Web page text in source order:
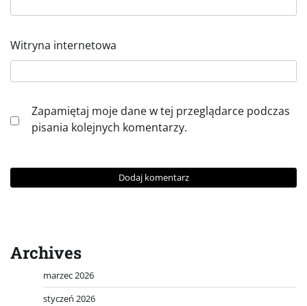
Witryna internetowa
Zapamiętaj moje dane w tej przeglądarce podczas
pisania kolejnych komentarzy.
Archives
marzec 2026
styczeń 2026